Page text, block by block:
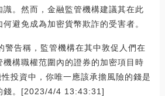
。然而，金融監管機構建議其在此
避免成為加密貨幣欺詐的受害者。
告稱，監管機構在其中敦促人們在
構職權范圍內的證券的加密項目時
投資中，你唯一應該承擔風險的錢是
錢。[2023/4/4 13:43:31]